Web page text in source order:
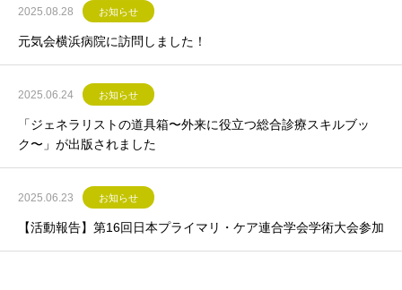
2025.08.28 お知らせ
元気会横浜病院に訪問しました！
2025.06.24 お知らせ
「ジェネラリストの道具箱〜外来に役立つ総合診療スキルブッ
ク〜」が出版されました
2025.06.23 お知らせ
【活動報告】第16回日本プライマリ・ケア連合学会学術大会参加